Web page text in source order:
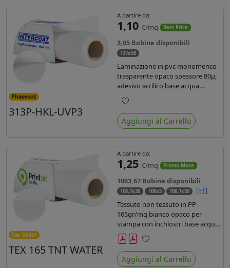
Phaseout
313P-HKL-UVP3
A partire da:
1,10 €/mq Best Price
3,05 Bobine disponibili
137x50
Laminazione in pvc monomerico
trasparente opaco spessore 80µ,
adesivo acrilico base acqua
permanente specifico per ink uv,
liner in carta kraft da 90gr. Durata
3 anni, dotata di filtro uv, idonea
per stampe con inchiostro
Preferiti
Aggiungi al Carrello
Top Seller
TEX 165 TNT WATER
A partire da:
1,25 €/mq Promo Mese
1063,67 Bobine disponibili
106,7x30 106x5 106,7x50
[+1]
Tessuto non tessuto in PP
165gr/mq bianco opaco per
stampa con inchiostri base acqua,
latex, uv, ecosolvente. Finitura a
rombi spundbond e coating
superficiale con totale assenza di
peluria. Occhiellabile, non
Preferiti
Aggiungi al Carrello